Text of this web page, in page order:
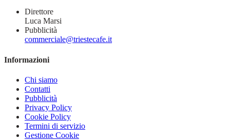
Direttore
Luca Marsi
Pubblicità
commerciale@triestecafe.it
Informazioni
Chi siamo
Contatti
Pubblicità
Privacy Policy
Cookie Policy
Termini di servizio
Gestione Cookie